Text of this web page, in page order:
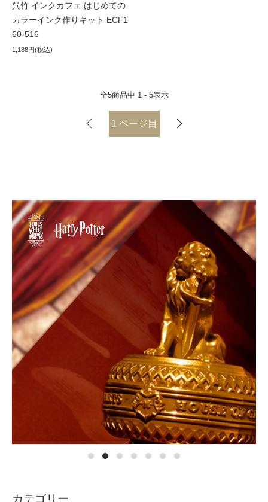
呉竹 インクカフェ はじめての
カラーインク作りキット ECF1
60-516
1,188円(税込)
全5商品中 1 - 5表示
1 ページ目
カテゴリー